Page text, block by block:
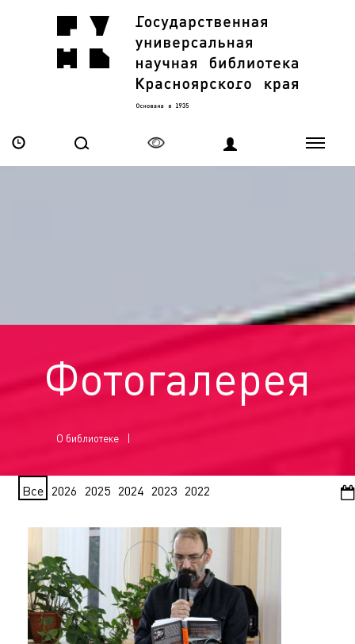
Фотогалерея
О библиотеке
Все 2026 2025 2024 2023 2022